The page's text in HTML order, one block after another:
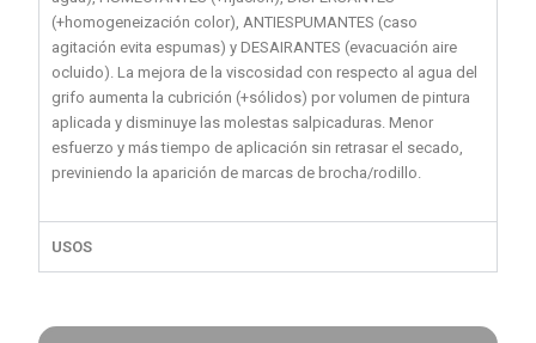
(+homogeneización color), ANTIESPUMANTES (caso
agitación evita espumas) y DESAIRANTES (evacuación aire
ocluido). La mejora de la viscosidad con respecto al agua del
grifo aumenta la cubrición (+sólidos) por volumen de pintura
aplicada y disminuye las molestas salpicaduras. Menor
esfuerzo y más tiempo de aplicación sin retrasar el secado,
previniendo la aparición de marcas de brocha/rodillo.
USOS